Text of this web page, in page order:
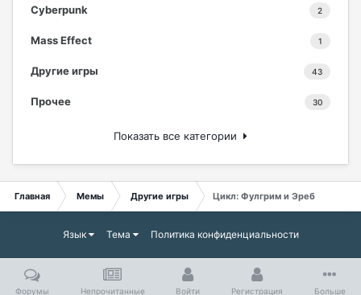
2
Cyberpunk
1
Mass Effect
43
Другие игры
30
Прочее
Показать все категории
Главная Мемы Другие игры Цикл: Фулгрим и Эреб
Язык Тема Политика конфиденциальности
Форумы Непрочитанные Войти Регистрация Больше